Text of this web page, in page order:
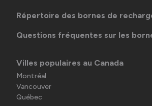
Répertoire des bornes de
Questions fréquentes sur les
Villes populaires au Canada
Montréal
Vancouver
Québec